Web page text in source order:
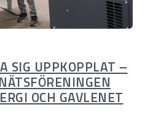
SIG UPPKOPPLAT –
OCH GAVLENET